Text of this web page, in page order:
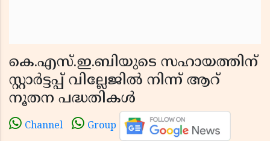
കെ.എസ്.ഇ.ബിയുടെ സഹായത്തിന്
സ്റ്റാര്‍ട്ടപ്പ് വില്ലേജില്‍ നിന്ന് ആറ്
നൂതന പദ്ധതികള്‍
Channel Group